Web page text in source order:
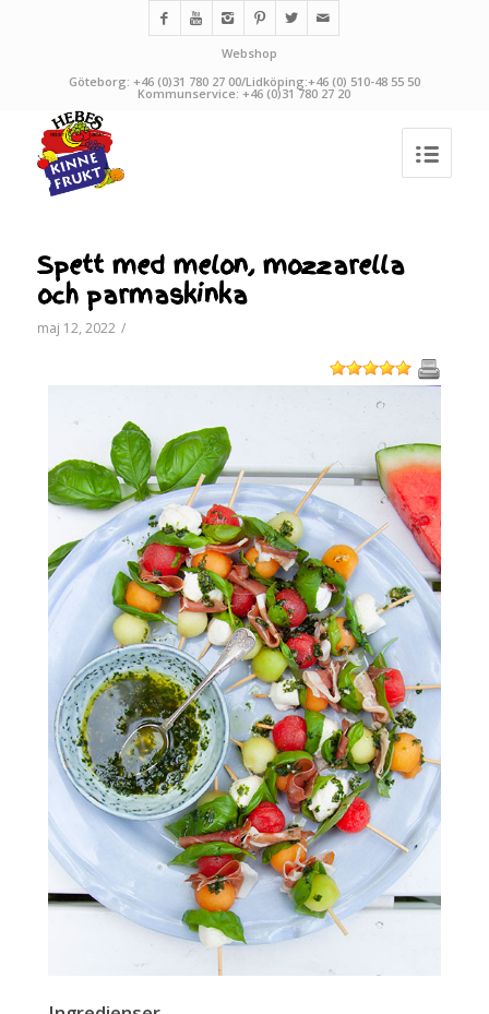
Webshop
Göteborg: +46 (0)31 780 27 00/Lidköping:+46 (0) 510-48 55 50
Kommunservice: +46 (0)31 780 27 20
Spett med melon, mozzarella
och parmaskinka
maj 12, 2022 /
1 2 3 4 5